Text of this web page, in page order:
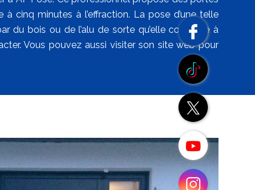
cinq minutes à l’effraction. La pose d’une telle
du bois ou de l’alu de sorte qu’elle contribue à
Vous pouvez aussi visiter son site web pour